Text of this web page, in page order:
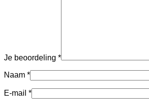
Je beoordeling *
Naam *
E-mail *